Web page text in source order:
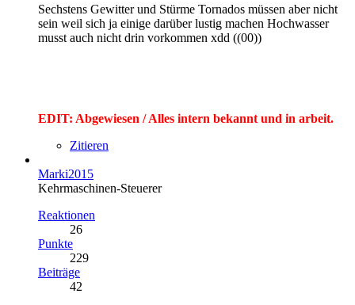
Sechstens Gewitter und Stürme Tornados müssen aber nicht
sein weil sich ja einige darüber lustig machen Hochwasser
musst auch nicht drin vorkommen xdd ((00))
EDIT: Abgewiesen / Alles intern bekannt und in arbeit.
Zitieren
Marki2015
Kehrmaschinen-Steuerer
Reaktionen
26
Punkte
229
Beiträge
42